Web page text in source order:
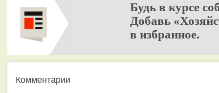
Будь в курсе
Добавь
в избранное.
Комментарии